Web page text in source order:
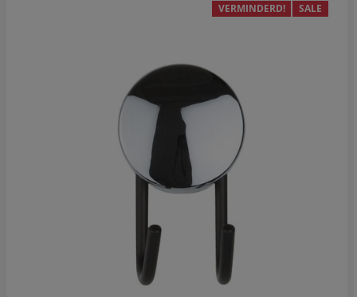
VERMINDERD! SALE